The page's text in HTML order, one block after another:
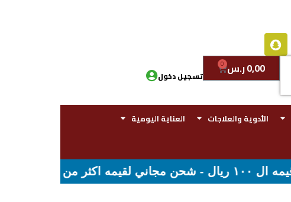
0,00ر.س 0
تسجيل دخول
الأدوية والعلاجات
العناية اليومية